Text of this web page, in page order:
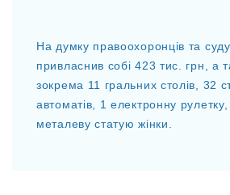
На думку правоохоронців та суду
привласнив собі 423 тис. грн, а
зокрема 11 гральних столів, 32
автоматів, 1 електронну
металеву статую жінки.